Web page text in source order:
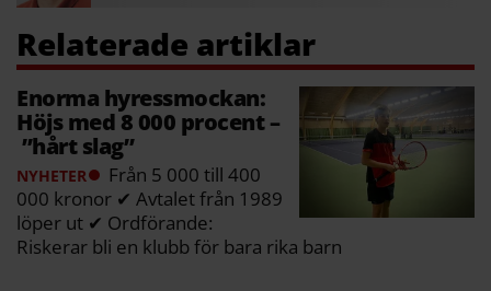
Enorma hyressmockan:
Höjs med 8 000 procent –
”hårt slag”
NYHETER
Från 5 000 till 400
000 kronor ✔ Avtalet från 1989
löper ut ✔ Ordförande:
Riskerar bli en klubb för bara rika barn